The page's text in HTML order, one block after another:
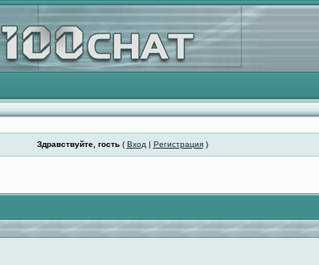
Здравствуйте, гость( Вход | Регистрация)